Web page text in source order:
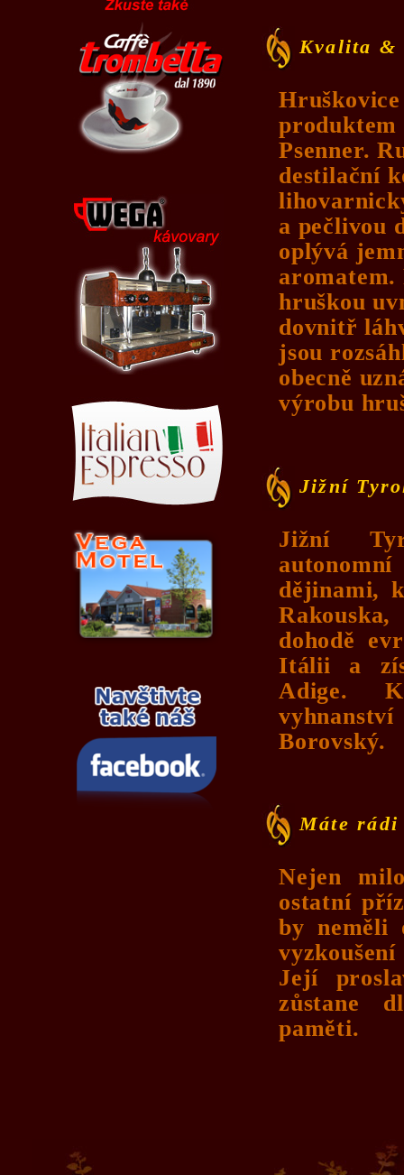
Kvalita
Psenner.
destilační
a pečlivou
oplývá
aromatem.
hruškou
dovnitř
jsou
obecně
výrobu
Jižní
Jižní
dějinami,
dohodě
Itálii a
Adige.
Borovský.
Máte
Nejen
ostatní
by neměli
Její
zůstane
paměti.